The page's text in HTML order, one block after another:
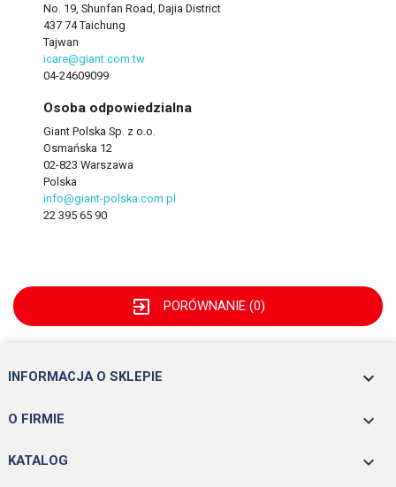
No. 19, Shunfan Road, Dajia District
437 74 Taichung
Tajwan
icare@giant.com.tw
04-24609099
Osoba odpowiedzialna
Giant Polska Sp. z o.o.
Osmańska 12
02-823 Warszawa
Polska
info@giant-polska.com.pl
22 395 65 90
exit_to_app PORÓWNANIE (0)
INFORMACJA O SKLEPIE keyboard_arrow_down
O FIRMIE 
KATALOG 